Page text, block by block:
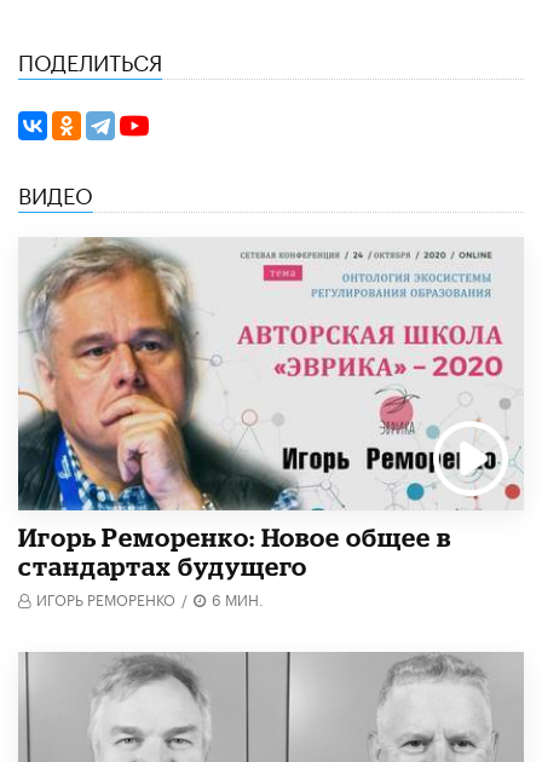
ПОДЕЛИТЬСЯ
ВИДЕО
Игорь Реморенко: Новое общее в
стандартах будущего
ИГОРЬ РЕМОРЕНКО / 6 МИН.